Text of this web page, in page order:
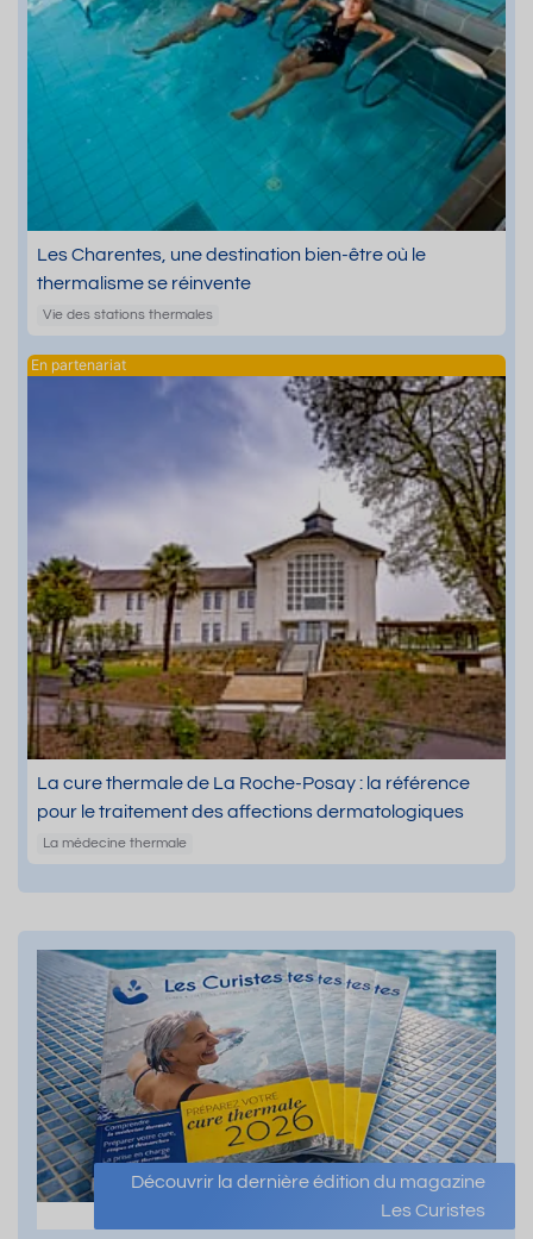
Les Charentes, une destination bien-être où le
thermalisme se réinvente
Vie des stations thermales
La cure thermale de La Roche-Posay : la référence
pour le traitement des affections dermatologiques
La médecine thermale
Découvrir la dernière édition du magazine
Les Curistes